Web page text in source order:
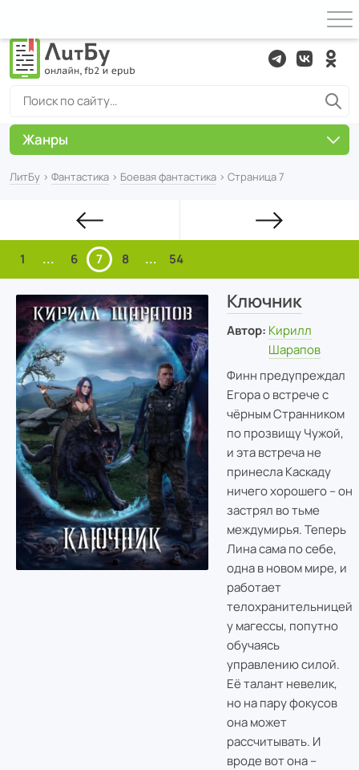
ЛитБу › Фантастика › Боевая фантастика › Страница 7
1 ... 6 7 8 ... 54
Ключник
Автор: Кирилл
Шарапов
Финн предупреждал
Егора о встрече с
чёрным Странником
по прозвищу Чужой,
и эта встреча не
принесла Каскаду
ничего хорошего – он
застрял во тьме
междумирья. Теперь
Лина сама по себе,
одна в новом мире, и
работает
телохранительницей
у магессы, попутно
обучаясь
управлению силой.
Её талант невелик,
но на пару фокусов
она может
рассчитывать. И
вроде вот она –
Жанры